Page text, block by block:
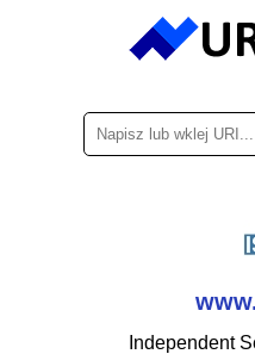
Independent